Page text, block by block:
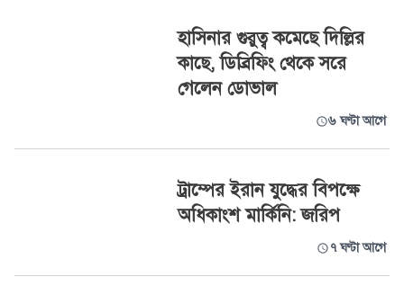
হাসিনার গুরুত্ব কমেছে দিল্লির
কাছে, ডিব্রিফিং থেকে সরে
গেলেন ডোভাল
৬ ঘণ্টা আগে
ট্রাম্পের ইরান যুদ্ধের বিপক্ষে
অধিকাংশ মার্কিনি: জরিপ
৭ ঘণ্টা আগে